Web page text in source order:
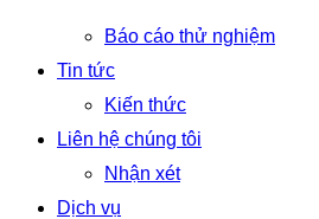
Báo cáo thử nghiệm
Tin tức
Kiến thức
Liên hệ chúng tôi
Nhận xét
Dịch vụ